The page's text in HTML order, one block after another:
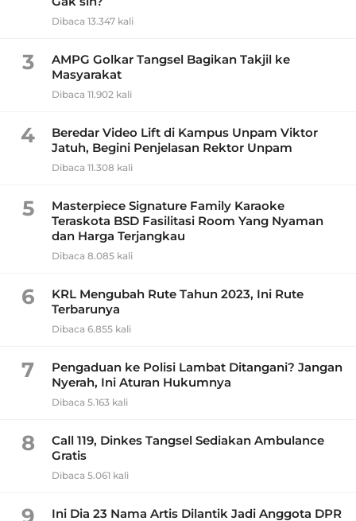
Dibaca 13.347 kali
3
AMPG Golkar Tangsel Bagikan Takjil ke
Masyarakat
Dibaca 11.902 kali
4
Beredar Video Lift di Kampus Unpam Viktor
Jatuh, Begini Penjelasan Rektor Unpam
Dibaca 11.308 kali
5
Masterpiece Signature Family Karaoke
Teraskota BSD Fasilitasi Room Yang Nyaman
dan Harga Terjangkau
Dibaca 8.085 kali
6
KRL Mengubah Rute Tahun 2023, Ini Rute
Terbarunya
Dibaca 6.855 kali
7
Pengaduan ke Polisi Lambat Ditangani? Jangan
Nyerah, Ini Aturan Hukumnya
Dibaca 5.163 kali
8
Call 119, Dinkes Tangsel Sediakan Ambulance
Gratis
Dibaca 5.061 kali
Ini Dia 23 Nama Artis Dilantik Jadi Anggota DPR